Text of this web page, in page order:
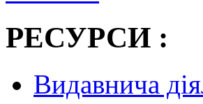
РЕСУРСИ :
Видавнича